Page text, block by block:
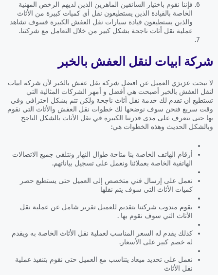
فإننا نقوم باختيار السائقين الماهرين الذين لديهم الرخص المهنية
الخاصة بالقيادة الذين يستطيعون نقل أي كميات كبيرة من الأثاث
والذين يستطيعون قيادة سيارات نقل العفش الكبيرة فسوف تشاهد
عملية نقل أثاث ناجحة بشكل كبير من خلال التعامل مع شركتنا.
شركة ابيات لنقل العفش بالخبر
لا تبحث عزيزي العميل عن افضل شركة نقل عفش بالخبر لأن شركة ابيات
لنقل العفش بالخبر أصبحت هي أفضل و أمهر الشركات المثالية التي
تستطيع ان تقدم لك خدمة نقل أثاث ناجحة ولكن تتم بشكل احترافي وفي
وقت سريع فنحن سوف نوضحها لك خطوات نقل العفش والأثاث التي نقوم
بها حتى تتعرف على مدى قدرتنا الكبيرة في نقل الأثاث بالشكل الناجح
وبالشكل الحديث وهذه الخطوات هي:
أرقام الهاتف الخاصة بنا متاحة طوال النهار ونتلقى جميع الاتصالات
الهاتفية الخاصة بعملائنا ونعمل على تسجيل بياناتهم.
نعمل على إرسال فني متخصص إلى العميل حتى يستطيع حصر
كميات الأثاث التي سوف يتم نقلها
يقوم مندوب شركتنا بتقديم للعميل تقرير شامل عن عملية نقل
الأثاث التي سوف نقوم بها .
كذلك يقدم له السعر المناسب لعملية نقل الأثاث الخاصة به ويقدم
له خصم كبير على الأسعار.
نعمل على تحديد ميعاد يتناسب مع العميل حتى نقوم بتنفيذ عملية
نقل الأثاث